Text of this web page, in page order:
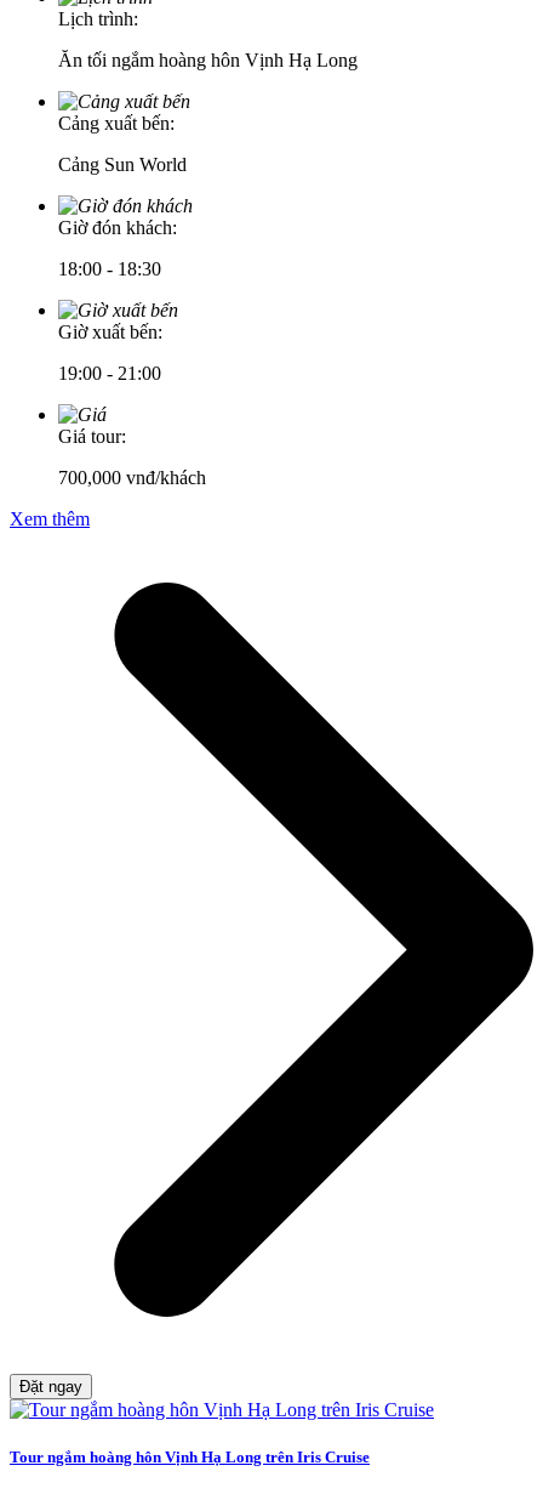
Lịch trình:
Ăn tối ngắm hoàng hôn Vịnh Hạ Long
Cảng xuất bến:
Cảng Sun World
Giờ đón khách:
18:00 - 18:30
Giờ xuất bến:
19:00 - 21:00
Giá tour:
700,000 vnđ/khách
Xem thêm
Đặt ngay
Tour ngắm hoàng hôn Vịnh Hạ Long trên Iris Cruise